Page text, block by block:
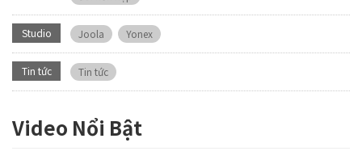
Studio Joola Yonex
Tin tức Tin tức
Video Nổi Bật